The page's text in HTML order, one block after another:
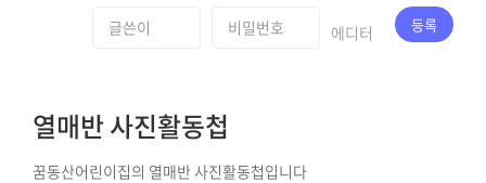
에디터 등록
열매반 사진활동첩
꿈동산어린이집의 열매반 사진활동첩입니다